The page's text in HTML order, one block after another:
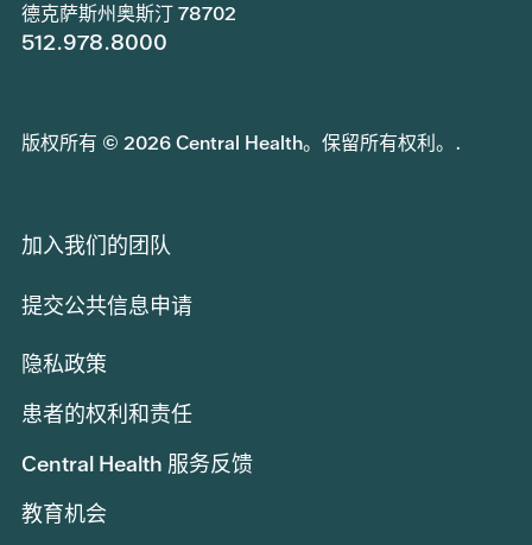
德克萨斯州奥斯汀 78702
512.978.8000
版权所有 © 2026 Central Health。保留所有权利。.
加入我们的团队
提交公共信息申请
隐私政策
患者的权利和责任
Central Health 服务反馈
教育机会